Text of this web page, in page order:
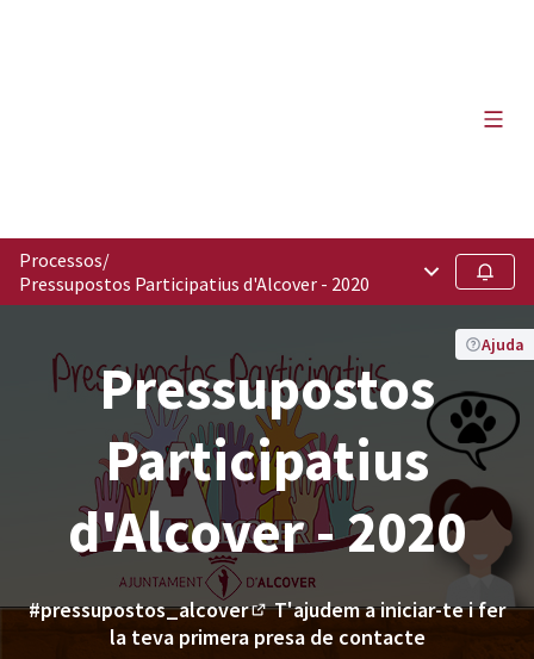
Processos/
Pressupostos Participatius d'Alcover - 2020
Menú Seguir
Ajuda
Pressupostos
Participatius
d'Alcover - 2020
#pressupostos_alcover
(Enllaç extern)
T'ajudem a iniciar-te i fer
la teva primera presa de contacte